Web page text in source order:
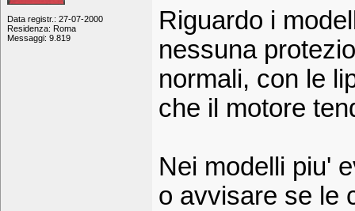
Data registr.: 27-07-2000
Residenza: Roma
Messaggi: 9.819
Riguardo i
nessuna
normali, con le
che il motore
Nei modelli piu'
o avvisare se le